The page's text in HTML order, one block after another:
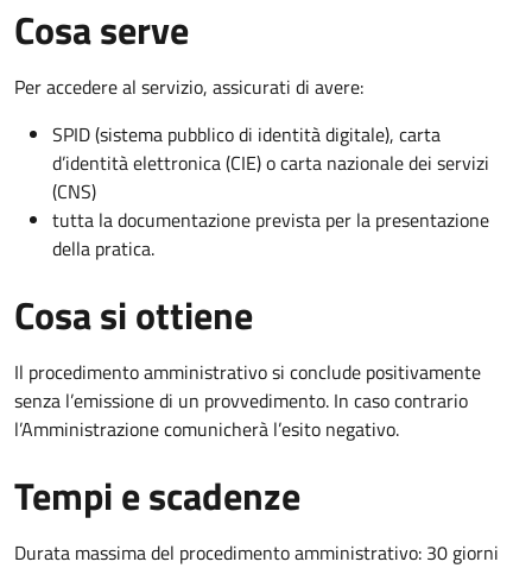
Cosa serve
Per accedere al servizio, assicurati di avere:
SPID (sistema pubblico di identità digitale), carta
d’identità elettronica (CIE) o carta nazionale dei servizi
(CNS)
tutta la documentazione prevista per la presentazione
della pratica.
Cosa si ottiene
Il procedimento amministrativo si conclude positivamente
senza l’emissione di un provvedimento. In caso contrario
l’Amministrazione comunicherà l’esito negativo.
Tempi e scadenze
Durata massima del procedimento amministrativo: 30 giorni